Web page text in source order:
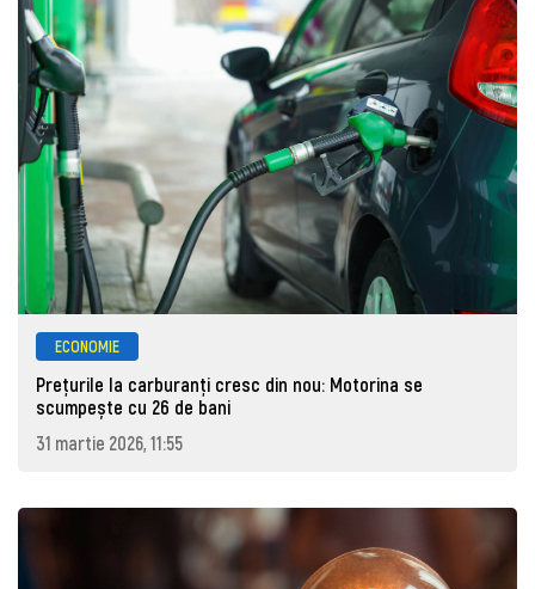
ECONOMIE
Prețurile la carburanţi cresc din nou: Motorina se
scumpește cu 26 de bani
31 martie 2026, 11:55